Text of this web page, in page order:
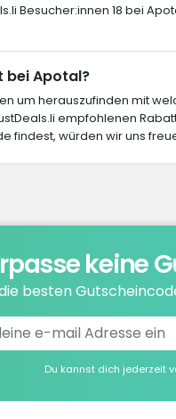
Besucher:innen 18 bei
bei Apotal?
um herauszufinden mit
empfohlenen
findest, würden wir uns
keine
besten
Du kannst dich jederzeit